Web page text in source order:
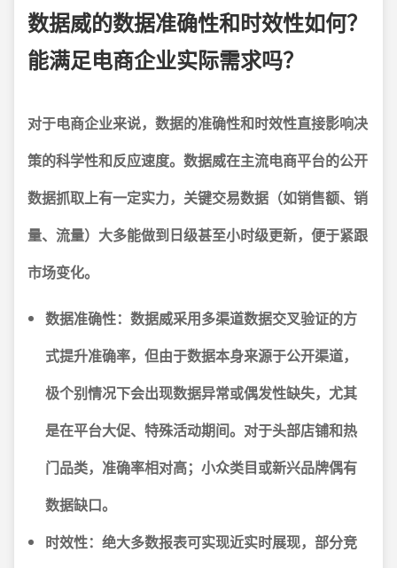
数据威的数据准确性和时效性如何？
能满足电商企业实际需求吗？
对于电商企业来说， 数据的准确性和时效性直接影响决
策的科学性和反应速度。数据威在主流电商平台的公开
数据抓取上有一定实力，关键交易数据（如销售额、销
量、流量）大多能做到日级甚至小时级更新，便于紧跟
市场变化。
数据准确性： 数据威采用多渠道数据交叉验证的方
式提升准确率，但由于数据本身来源于公开渠道，
极个别情况下会出现数据异常或偶发性缺失，尤其
是在平台大促、特殊活动期间。对于头部店铺和热
门品类，准确率相对高；小众类目或新兴品牌偶有
数据缺口。
时效性： 绝大多数报表可实现近实时展现，部分竞